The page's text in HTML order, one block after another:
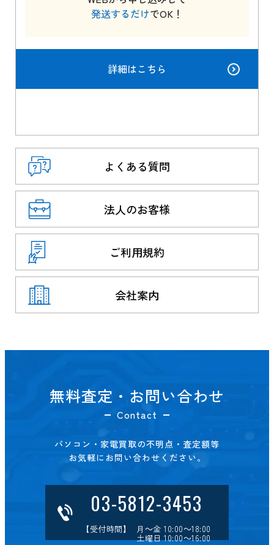
発送するだけでOK！
詳細はこちら
よくある質問
法人のお客様
ご利用規約
会社案内
無料査定・お問い合わせ
Contact
パソコン・家電買取の不明点・査定額等
お気軽にお問い合わせください。
03-5812-3453
【受付時間】 月～金 10:00～18:00
土曜日 10:00～16:00